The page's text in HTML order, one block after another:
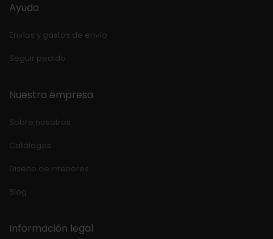
Ayuda
Envíos y gastos de envío
Seguir pedido
Nuestra empresa
Sobre nosotros
Catálogos
Diseño de interiores
Blog
Información legal